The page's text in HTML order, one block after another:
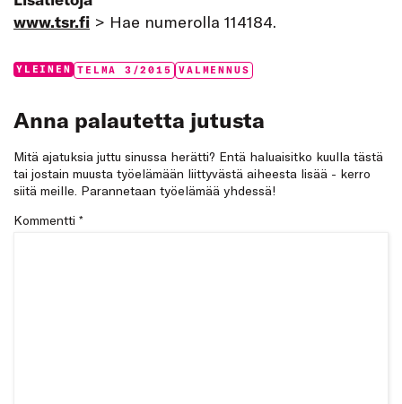
www.tsr.fi > Hae numerolla 114184.
Categories:
YLEINEN Tags:
TELMA 3/2015 VALMENNUS
Anna palautetta jutusta
Mitä ajatuksia juttu sinussa herätti? Entä haluaisitko kuulla tästä
tai jostain muusta työelämään liittyvästä aiheesta lisää - kerro
siitä meille. Parannetaan työelämää yhdessä!
Kommentti *